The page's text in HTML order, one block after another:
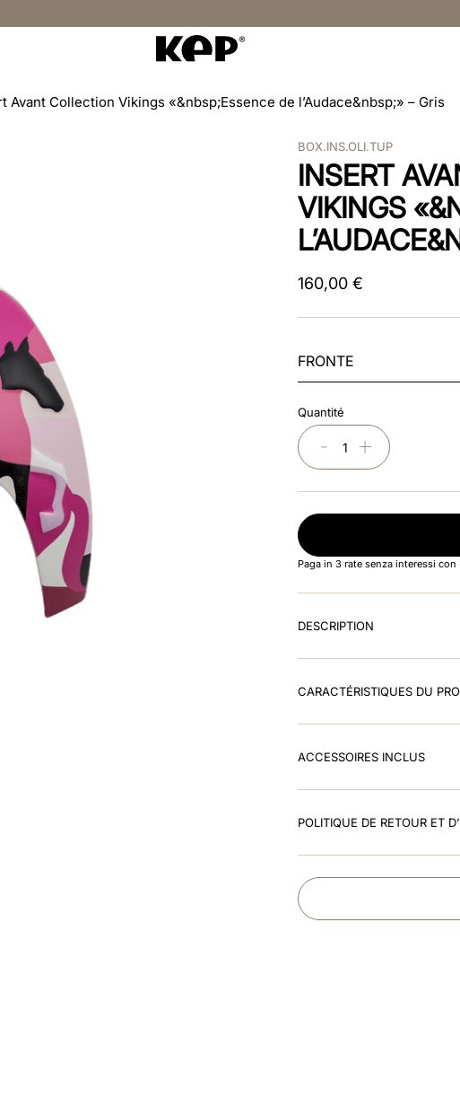
Avant Collection Vikings «&nbsp;Essence de l’Audace&nbsp;» – Gris
BOX.INS.OLI.TUP
INSERT
VIKINGS
160,00 €
FRONTE
Quantité
＋
－
Paga in 3 rate senza interessi con
DESCRIPTION
CARACTÉRISTIQUES DU
ACCESSOIRES INCLUS
POLITIQUE DE RETOUR ET